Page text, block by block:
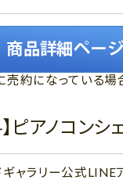
約になっている場
】ピアノコン
ギャラリー公式